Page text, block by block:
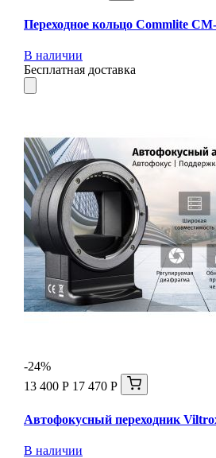
Переходное кольцо Commlite
В наличии
Бесплатная доставка
-24%
13 400 Р 17 470 Р
Автофокусный переходник
В наличии